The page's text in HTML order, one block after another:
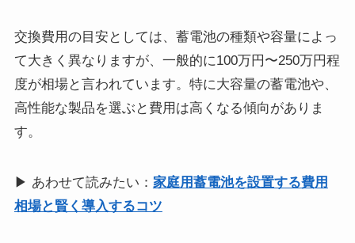
交換費用の目安としては、蓄電池の種類や容量によっ
て大きく異なりますが、一般的に100万円〜250万円程
度が相場と言われています。特に大容量の蓄電池や、
高性能な製品を選ぶと費用は高くなる傾向がありま
す。
▶ あわせて読みたい： 家庭用蓄電池を設置する費用
相場と賢く導入するコツ